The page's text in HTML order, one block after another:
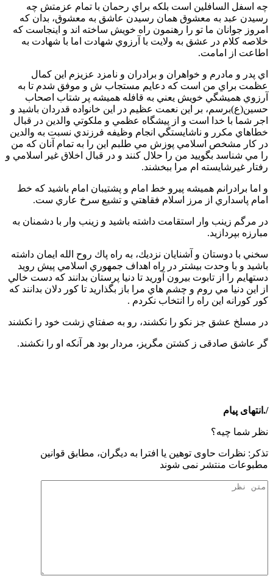
چه اسفل السافلين است بلكه براي رحمان با تمام عزمتش چه
رسيدن عبد به معشوق همان رسيدن عاشق به معشوق، بدان كه
امروز جوانان ما تو را رهنمون راه خويش ساخته اند و اينجاست كه
خلاصه كلام در عشق به ولايت با آرزوي شهادت اما با شهادت به
اطاعت از امامت.
اي پدر و مادرم و خواهران و برادران و نامزد عزيزم اين كمال
عظمت براي من است كه دعايم مستجاب ش و موفق شدم تا به
آرزوي هميشگي خويش يعني به قافله هميشه پر شتاب اصحاب
حسين(ع)برسم، بر اين نعمت عظيم در اين خانواده قدردان باشيد و
اجر شما با خدا است و از پيشگاه عظمي و ملكوتي والدين در قبال
خطاهاي مكرر و ناشايستگي انجام وظيفه فرزندي نسبت به والدين
در كار مشخص اسلامي پوزش مي طلبم اين را به تمام آنان كه من
را مي شناسد بگوييد من را حلال كنند و در قبال اخلاق غير اسلامي و
رفتار غيرشايسته ام مرا ببخشند.
و اما برادرانم هميشه پيرو خط امام و پشتيبان امام باشيد كه خط
امام پاسداري از مرز اسلام فقاهتي و تشيع سرخ عاري ست.
در مرگم زينب وار استقامت داشته باشيد و زينب وار با دشمنان به
مبارزه بپردازيد.
سخني با دوستان و آشنايان نزديك، به راه پاك روح الله ايمان داشته
باشيد و با وحدت بيشتر در راه اهداف جمهوري اسلامي پيش رويد
دستهايم را از تابوت بيرون آوريد تا دنيا پرستان بدانند كه دست خالي
از اين دنيا مي روم و چشم هاي مرا باز بگذاريد تا كور دلان بدانند كه
كور كورانه اين راه را انتخاب نكردم .
در مسلخ عشق جز نكو را نكشند، رو به صفتاي زشت خود را نكشند
گر عاشق صادقی ز کشتن مگریز، مردار بود هر آنكه او را نكشند.
/.انتهای پیام
نظر شما چیه؟
تذكر: نظرات حاوی توهين يا افترا به ديگران، مطابق قوانين
مطبوعات منتشر نمی شوند